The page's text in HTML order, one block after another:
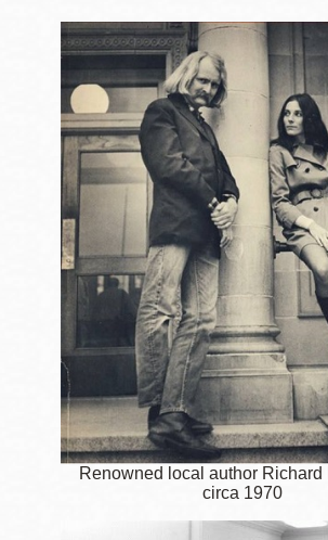
Renowned local author Richard
circa 1970